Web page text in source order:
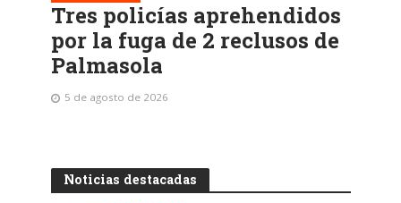
Tres policías aprehendidos
por la fuga de 2 reclusos de
Palmasola
5 de agosto de 2026
Noticias destacadas